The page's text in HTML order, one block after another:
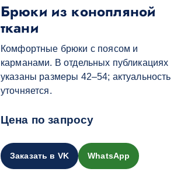
Брюки из конопляной
ткани
Комфортные брюки с поясом и
карманами. В отдельных публикациях
указаны размеры 42–54; актуальность
уточняется.
Цена по запросу
Заказать в VK WhatsApp